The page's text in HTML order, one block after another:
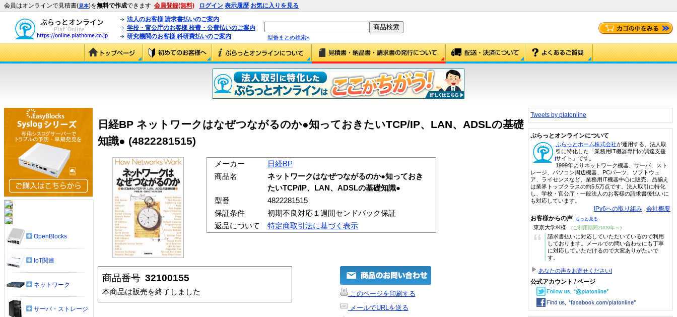
会員はオンラインで見積書(見本)を無料で作成できます 会員登録(無料) ログイン 表示履歴 お気に入りを見る
法人のお客様 請求書払いのご案内
学校・官公庁のお客様 校費・公費払いのご案内
研究機関のお客様 科研費払いのご案内
型番まとめ検索»
日経BP ネットワークはなぜつながるのか●知っておきたいTCP/IP、LAN、ADSLの基礎
知識● (4822281515)
メーカー
日経BP
商品名
ネットワークはなぜつながるのか●知っておき
たいTCP/IP、LAN、ADSLの基礎知識●
型番
4822281515
保証条件
初期不良対応１週間センドバック保証
返品について
特定商取引法に基づく表示
商品番号 32100155
本商品は販売を終了しました
このページを印刷する
メールでURLを送る
OpenBlocks
IoT関連
ネットワーク
サーバ・ストレージ
Tweets by platonline
ぷらっとオンラインについて
ぷらっとホーム株式会社が運用する、法人取
引に特化した「業務用IT機器専門の調達支援
サイト」です。
1999年よりネットワーク機器、サーバ、スト
レージ、パソコン周辺機器、PCパーツ、ソフトウェ
ア、ライセンスなど、業務用IT機器中心に販売。品揃え
は業界トップクラスの約5.5万点です。法人取引に特化
し、学校・官公庁・一般法人のお客様の請求書後払いに
も対応しています。
IPv6への取り組み 会社概要
お客様からの声 もっと見る
東京大学/K様 (ご利用期間2009年～)
“
請求書払いに対応していただいているので利用
しております。メールでの問い合わせにも丁寧
に対応していただけるので大変ありがたいで
す。
あなたの声をお寄せください!
公式アカウント / ページ